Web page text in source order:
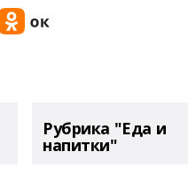
Рубрика "Еда и
напитки"